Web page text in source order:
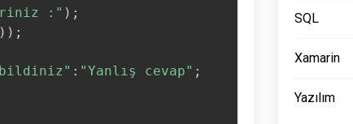
:" ) ;
) ) ;
: "Yanlış cevap" ;
SQL
Xamarin
Yazılım